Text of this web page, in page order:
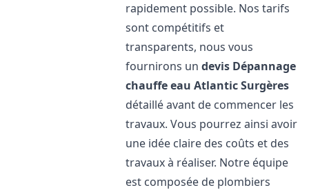
rapidement possible. Nos tarifs
sont compétitifs et
transparents, nous vous
fournirons undevis Dépannage
chauffe eau AtlanticSurgères
détaillé avant de commencer les
travaux. Vous pourrez ainsi avoir
une idée claire des coûts et des
travaux à réaliser. Notre équipe
est composée de plombiers